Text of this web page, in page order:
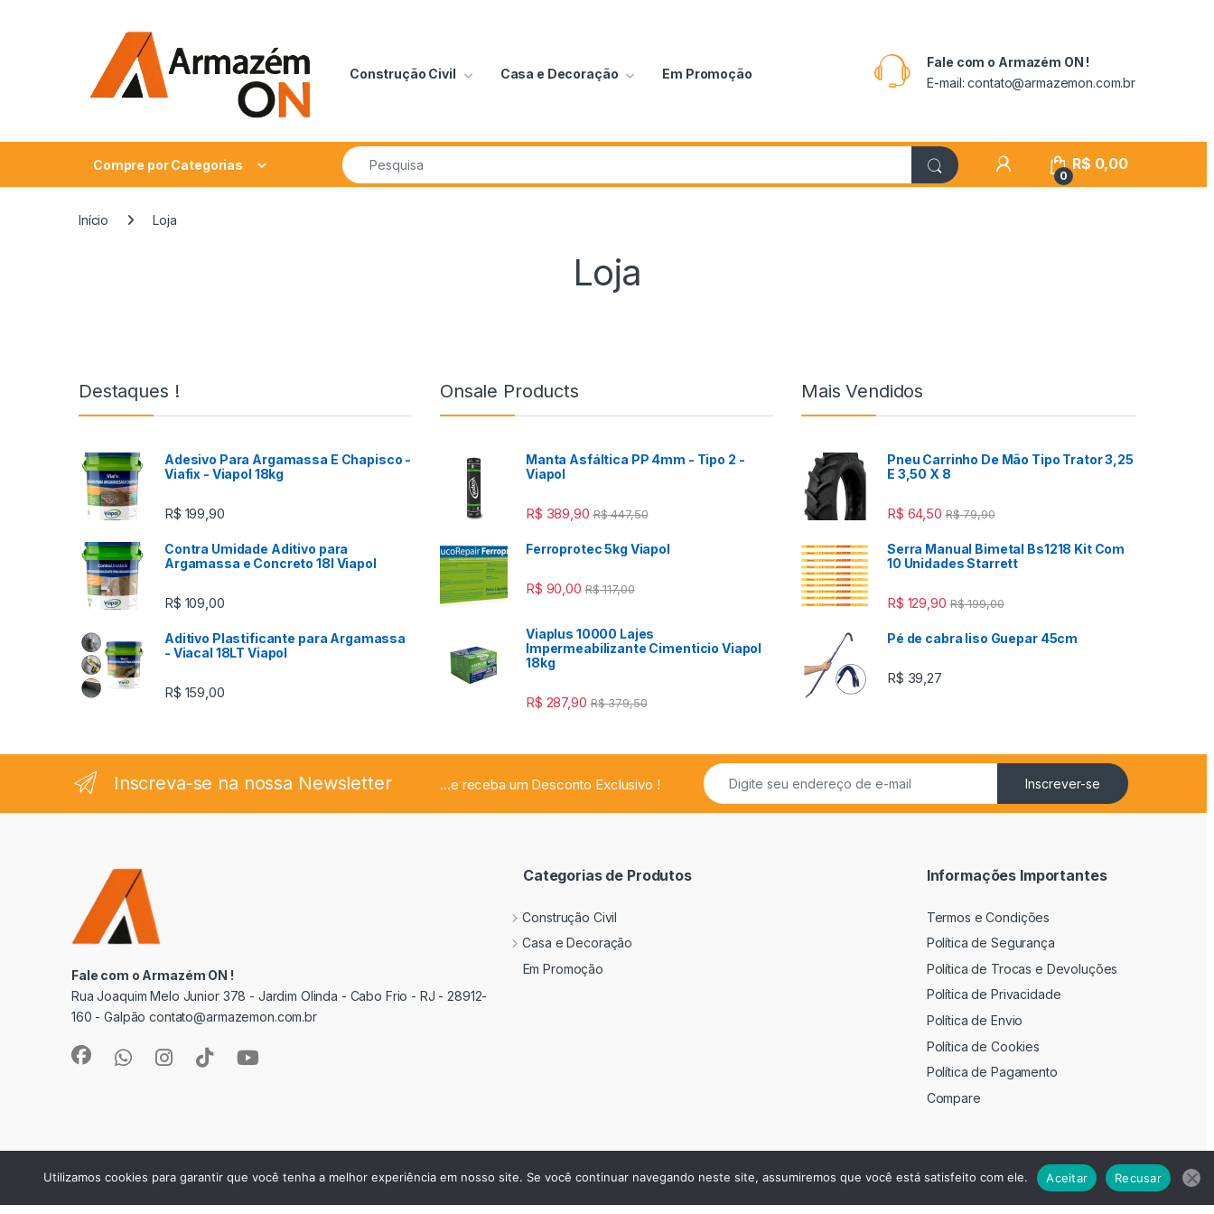
Construção Civil Casa e Decoração Em Promoção
Fale com o Armazém ON !
E-mail: contato@armazemon.com.br
Compre por Categorias
0
R$ 0,00
Início Loja
Loja
Destaques !
Adesivo Para Argamassa E Chapisco -
Viafix - Viapol 18kg
R$ 199,90
Contra Umidade Aditivo para
Argamassa e Concreto 18l Viapol
R$ 109,00
Aditivo Plastificante para Argamassa
- Viacal 18LT Viapol
R$ 159,00
Onsale Products
Manta Asfáltica PP 4mm - Tipo 2 -
Viapol
R$ 389,90 R$447,50
Ferroprotec 5kg Viapol
R$ 90,00 R$117,00
Viaplus 10000 Lajes
Impermeabilizante Cimenticio Viapol
18kg
R$ 287,90 R$379,50
Mais Vendidos
Pneu Carrinho De Mão Tipo Trator 3,25
E 3,50 X 8
R$ 64,50 R$79,90
Serra Manual Bimetal Bs1218 Kit Com
10 Unidades Starrett
R$ 129,90 R$199,00
Pé de cabra liso Guepar 45cm
R$ 39,27
Inscreva-se na nossa Newsletter ...e receba um Desconto Exclusivo ! Inscrever-se
Fale com o Armazém ON !
Rua Joaquim Melo Junior 378 - Jardim Olinda - Cabo Frio - RJ - 28912-
160 - Galpão contato@armazemon.com.br
Categorias de Produtos
Construção Civil
Casa e Decoração
Em Promoção
Informações Importantes
Termos e Condições
Política de Segurança
Política de Trocas e Devoluções
Política de Privacidade
Política de Envio
Política de Cookies
Política de Pagamento
Compare
©Armazém ON- Todos os direitos reservados CNPJ.: 10.418.807/0001-00 Daier Com Serv Ltda
Utilizamos cookies para garantir que você tenha a melhor experiência em nosso site. Se você continuar navegando neste site, assumiremos que você está satisfeito com ele. Aceitar Recusar